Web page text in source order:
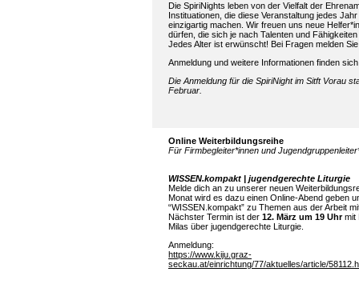
Die SpiriNights leben von der Vielfalt der
Instituationen, die diese Veranstaltung jedes
einzigartig machen. Wir freuen uns neue
dürfen, die sich je nach Talenten und
Jedes Alter ist erwünscht! Bei Fragen melden
Anmeldung und weitere Informationen finden
Die Anmeldung für die SpiriNight im Sitft Vorau
Februar.
Online Weiterbildungsreihe
Für Firmbegleiter*innen und
WISSEN.kompakt | jugendgerechte Liturgie
Melde dich an zu unserer neuen
Monat wird es dazu einen Online-Abend geben
“WISSEN.kompakt” zu Themen aus der Arbeit
Nächster Termin ist der 12. März um 19 Uhr mit
Milas über jugendgerechte Liturgie.
Anmeldung:
https://www.kiju.graz-
seckau.at/einrichtung/77/aktuelles/article/